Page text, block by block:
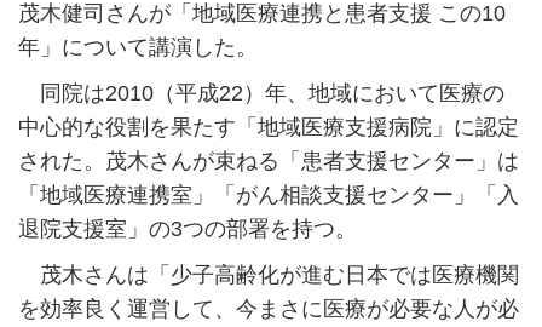
茂木健司さんが「地域医療連携と患者支援 この10
年」について講演した。
同院は2010（平成22）年、地域において医療の
中心的な役割を果たす「地域医療支援病院」に認定
された。茂木さんが束ねる「患者支援センター」は
「地域医療連携室」「がん相談支援センター」「入
退院支援室」の3つの部署を持つ。
茂木さんは「少子高齢化が進む日本では医療機関
を効率良く運営して、今まさに医療が必要な人が必